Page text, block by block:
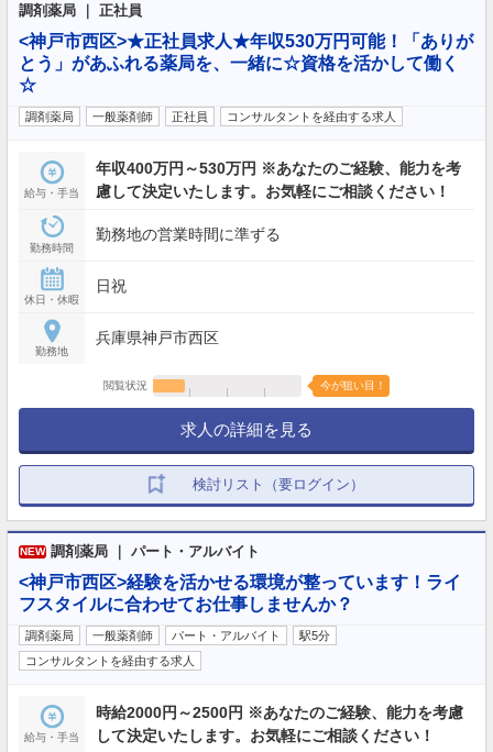
調剤薬局 ｜ 正社員
<神戸市西区>★正社員求人★年収530万円可能！「ありが
とう」があふれる薬局を、一緒に☆資格を活かして働く
☆
調剤薬局 一般薬剤師 正社員 コンサルタントを経由する求人
給与・手当
年収400万円～530万円 ※あなたのご経験、能力を考
慮して決定いたします。お気軽にご相談ください！
勤務時間
勤務地の営業時間に準ずる
休日・休暇
日祝
勤務地
兵庫県神戸市西区
閲覧状況 今が狙い目！
求人の詳細を見る
検討リスト（要ログイン）
NEW 調剤薬局 ｜ パート・アルバイト
<神戸市西区>経験を活かせる環境が整っています！ライ
フスタイルに合わせてお仕事しませんか？
調剤薬局 一般薬剤師 パート・アルバイト
駅5分
コンサルタントを経由する求人
給与・手当
時給2000円～2500円 ※あなたのご経験、能力を考慮
して決定いたします。お気軽にご相談ください！